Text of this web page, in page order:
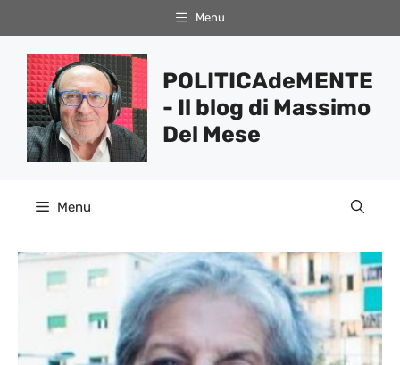
al
contenuto
Menu
POLITICAdeMENTE
- Il blog di Massimo
Del Mese
Menu